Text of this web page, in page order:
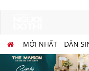
MỚI NHẤT DÂN